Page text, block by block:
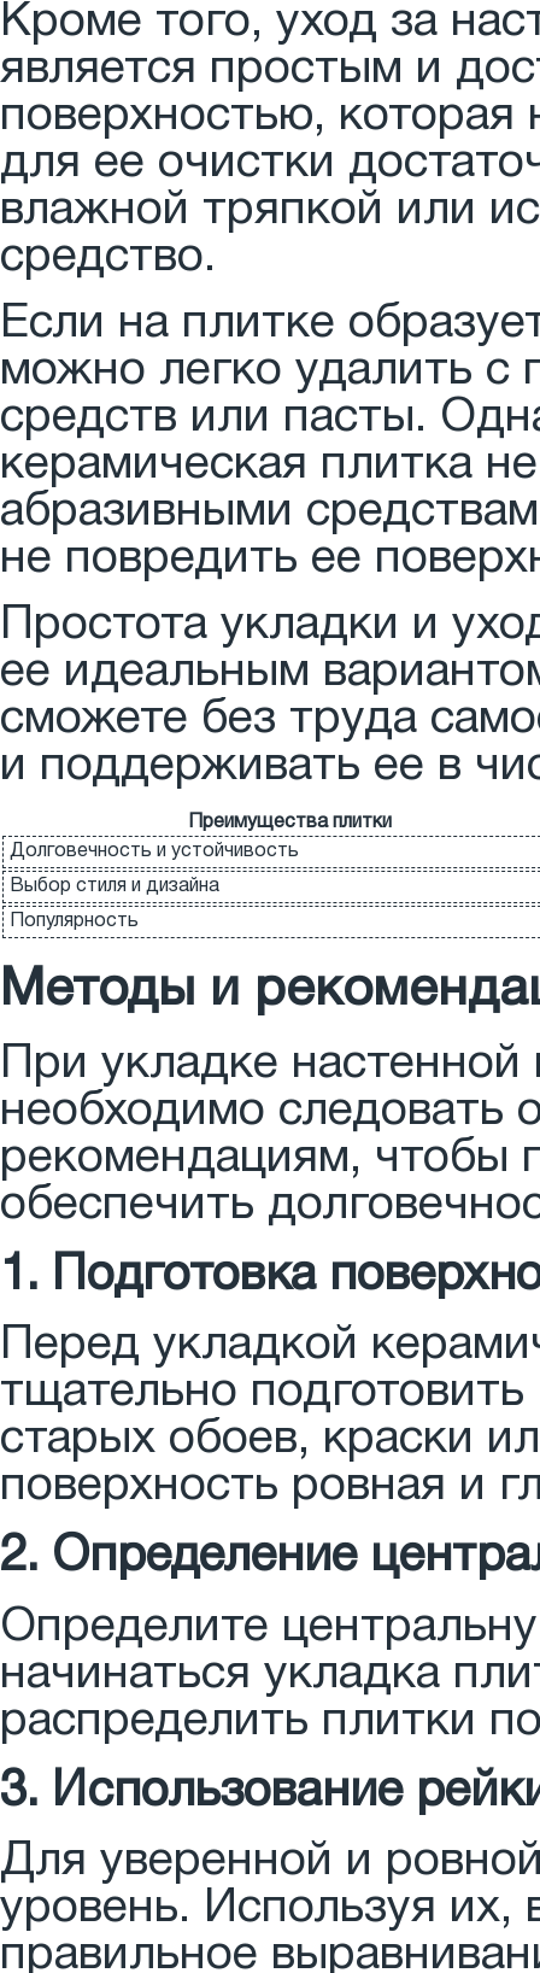
Кроме того, уход за
является простым и
поверхностью, которая
для ее очистки
влажной тряпкой или
средство.
Если на плитке
можно легко удалить
средств или пасты.
керамическая плитка
абразивными
не повредить ее
Простота укладки и
ее идеальным
сможете без труда
и поддерживать ее в
Преимущества плитки
Долговечность и устойчивость
Выбор стиля и дизайна
Популярность
Методы и
При укладке
необходимо следовать
рекомендациям, чтобы
обеспечить
1. Подготовка
Перед укладкой
тщательно
старых обоев, краски
поверхность ровная и
2. Определение
Определите
начинаться укладка
распределить плитки
3. Использование
Для уверенной и
уровень. Используя
правильное